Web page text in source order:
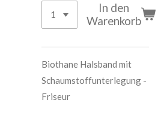
In den
Warenkorb
Biothane Halsband mit
Schaumstoffunterlegung -
Friseur